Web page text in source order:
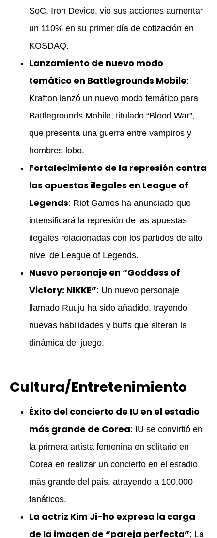
SoC, Iron Device, vio sus acciones aumentar
un 110% en su primer día de cotización en
KOSDAQ.
Lanzamiento de nuevo modo
temático en Battlegrounds Mobile:
Krafton lanzó un nuevo modo temático para
Battlegrounds Mobile, titulado “Blood War”,
que presenta una guerra entre vampiros y
hombres lobo.
Fortalecimiento de la represión contra
las apuestas ilegales en League of
Legends: Riot Games ha anunciado que
intensificará la represión de las apuestas
ilegales relacionadas con los partidos de alto
nivel de League of Legends.
Nuevo personaje en “Goddess of
Victory: NIKKE”: Un nuevo personaje
llamado Ruuju ha sido añadido, trayendo
nuevas habilidades y buffs que alteran la
dinámica del juego.
Cultura/Entretenimiento
Éxito del concierto de IU en el estadio
más grande de Corea: IU se convirtió en
la primera artista femenina en solitario en
Corea en realizar un concierto en el estadio
más grande del país, atrayendo a 100,000
fanáticos.
La actriz Kim Ji-ho expresa la carga
de la imagen de “pareja perfecta”: La